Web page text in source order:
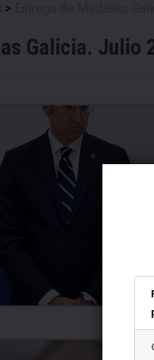
>
Galicia. Julio